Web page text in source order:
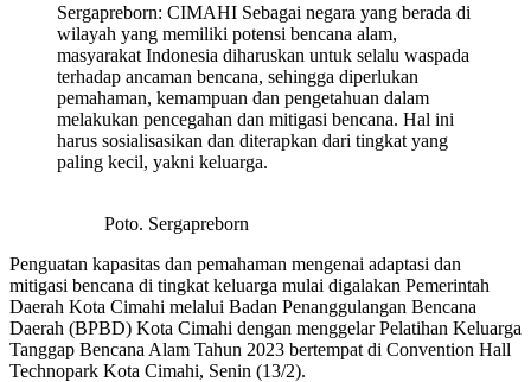
Sergapreborn: CIMAHI Sebagai negara yang berada di
wilayah yang memiliki potensi bencana alam,
masyarakat Indonesia diharuskan untuk selalu waspada
terhadap ancaman bencana, sehingga diperlukan
pemahaman, kemampuan dan pengetahuan dalam
melakukan pencegahan dan mitigasi bencana. Hal ini
harus sosialisasikan dan diterapkan dari tingkat yang
paling kecil, yakni keluarga.
Poto. Sergapreborn
Penguatan kapasitas dan pemahaman mengenai adaptasi dan
mitigasi bencana di tingkat keluarga mulai digalakan Pemerintah
Daerah Kota Cimahi melalui Badan Penanggulangan Bencana
Daerah (BPBD) Kota Cimahi dengan menggelar Pelatihan Keluarga
Tanggap Bencana Alam Tahun 2023 bertempat di Convention Hall
Technopark Kota Cimahi, Senin (13/2).